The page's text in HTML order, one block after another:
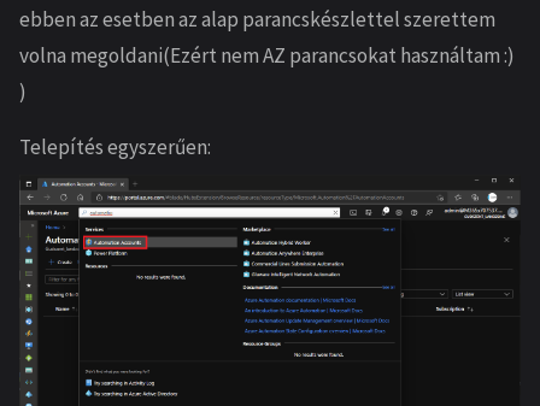
ebben az esetben az alap parancskészlettel szerettem
volna megoldani(Ezért nem AZ parancsokat használtam :)
)
Telepítés egyszerűen: